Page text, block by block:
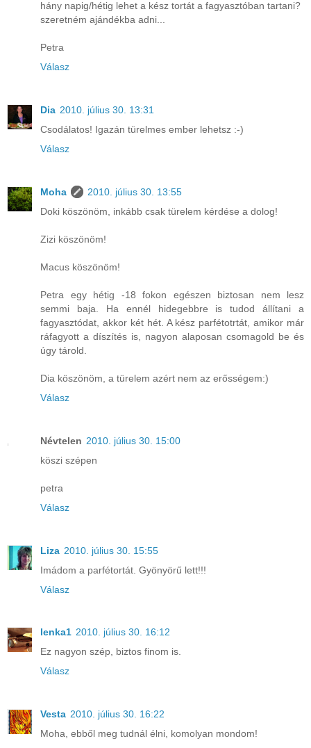
hány napig/hétig lehet a kész tortát a fagyasztóban tartani?
szeretném ajándékba adni...
Petra
Válasz
Dia 2010. július 30. 13:31
Csodálatos! Igazán türelmes ember lehetsz :-)
Válasz
Moha
2010. július 30. 13:55
Doki köszönöm, inkább csak türelem kérdése a dolog!
Zizi köszönöm!
Macus köszönöm!
Petra egy hétig -18 fokon egészen biztosan nem lesz
semmi baja. Ha ennél hidegebbre is tudod állítani a
fagyasztódat, akkor két hét. A kész parfétotrtát, amikor már
ráfagyott a díszítés is, nagyon alaposan csomagold be és
úgy tárold.
Dia köszönöm, a türelem azért nem az erősségem:)
Válasz
Névtelen 2010. július 30. 15:00
köszi szépen
petra
Válasz
Liza 2010. július 30. 15:55
Imádom a parfétortát. Gyönyörű lett!!!
Válasz
lenka1 2010. július 30. 16:12
Ez nagyon szép, biztos finom is.
Válasz
Vesta 2010. július 30. 16:22
Moha, ebből meg tudnál élni, komolyan mondom!